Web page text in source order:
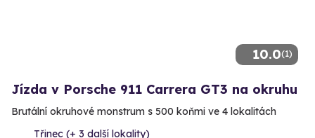
10.0(1)
Jízda v Porsche 911 Carrera GT3 na okruhu
Brutální okruhové monstrum s 500 koňmi ve 4 lokalitách
Třinec (+ 3 další lokality)